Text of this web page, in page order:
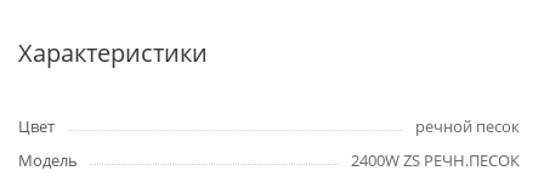
Характеристики
Цвет
речной песок
Модель
2400W ZS РЕЧН.ПЕСОК